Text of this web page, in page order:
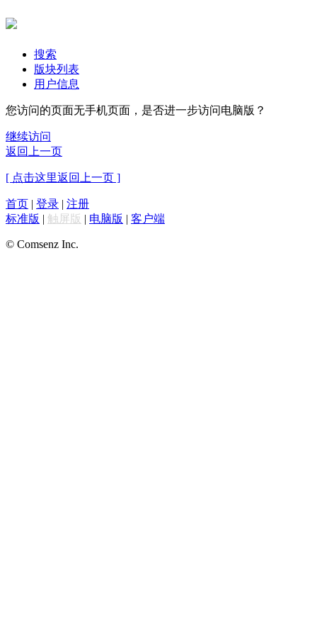
搜索
版块列表
用户信息
您访问的页面无手机页面，是否进一步访问电脑版？
继续访问
返回上一页
[ 点击这里返回上一页 ]
首页 | 登录 | 注册
标准版 | 触屏版 | 电脑版 | 客户端
© Comsenz Inc.